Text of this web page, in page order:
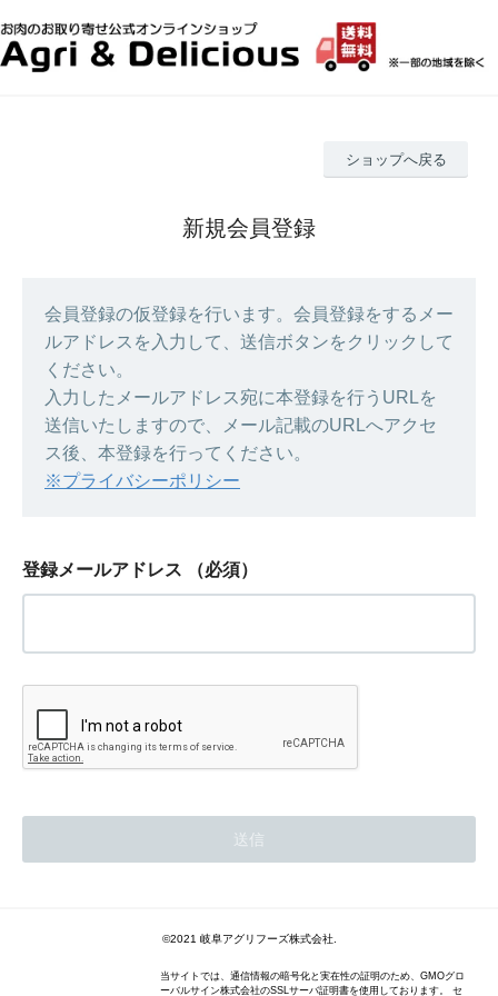
ショップへ戻る
新規会員登録
会員登録の仮登録を行います。会員登録をするメー
ルアドレスを入力して、送信ボタンをクリックして
ください。
入力したメールアドレス宛に本登録を行うURLを
送信いたしますので、メール記載のURLへアクセ
ス後、本登録を行ってください。
※プライバシーポリシー
登録メールアドレス （必須）
©2021 岐阜アグリフーズ株式会社.
当サイトでは、通信情報の暗号化と実在性の証明のため、GMOグロ
ーバルサイン株式会社のSSLサーバ証明書を使用しております。 セ